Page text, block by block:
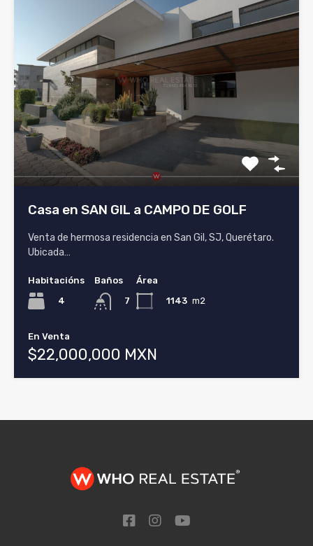
Casa en SAN GIL a CAMPO DE GOLF
Venta de hermosa residencia en San Gil, SJ, Querétaro.
Ubicada…
Habitacións
4
Baños
7
Área
1143 m2
En Venta
$22,000,000 MXN